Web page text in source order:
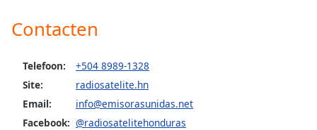
Opacity
Caption
Area
Background
Color
Contacten
Telefoon:
+504 8989-1328
Site:
radiosatelite.hn
Email:
info@emisorasunidas.net
Facebook: @radiosatelitehonduras